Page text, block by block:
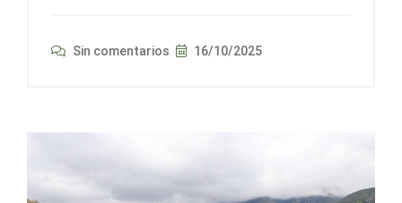
Sin comentarios 16/10/2025